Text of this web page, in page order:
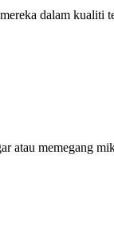
dalam kualiti
atau memegang